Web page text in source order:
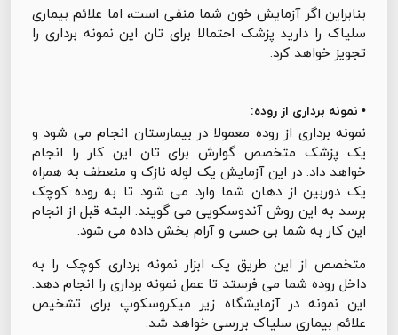
بنابراین اگر آزمایش خون شما منفی است، اما علائم بیماری
سلیاک را دارید پزشک احتمالا برای تان این نمونه برداری را
تجویز خواهد کرد.
• نمونه برداری از روده:
نمونه برداری از روده معمولا در بیمارستان انجام می شود و
یک پزشک متخصص گوارش برای تان این کار را انجام
خواهد داد. در این آزمایش یک لوله نازک و منعطف به همراه
یک دوربین از دهان شما وارد می شود تا به روده کوچک
برسد به این روش آندوسکوپی می گویند. البته قبل از انجام
این کار به شما بی حسی و آرام بخش داده می شود.
متخصص از این طریق یک ابزار نمونه برداری کوچک را به
داخل روده شما می فرستد تا عمل نمونه برداری را انجام دهد.
این نمونه در آزمایشگاه زیر میکروسکوپ برای تشخیص
علائم بیماری سلیاک بررسی خواهد شد.